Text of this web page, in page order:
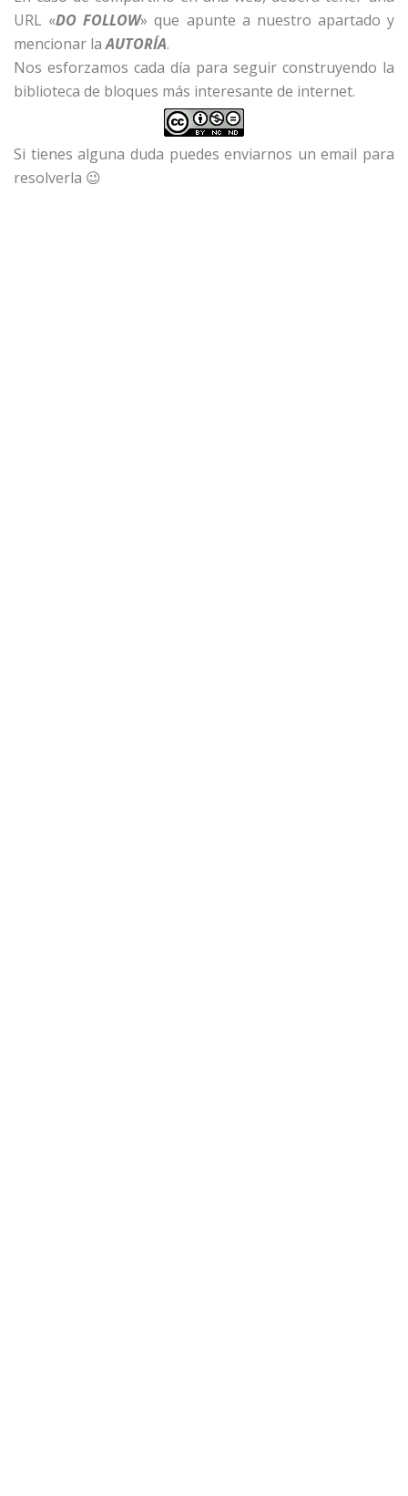
URL «DO FOLLOW» que apunte a nuestro apartado y
mencionar laAUTORÍA.
Nos esforzamos cada día para seguir construyendo la
biblioteca de bloques más interesante de internet.
Si tienes alguna duda puedes enviarnos un email para
resolverla 😉